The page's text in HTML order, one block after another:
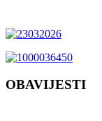
OBAVIJESTI